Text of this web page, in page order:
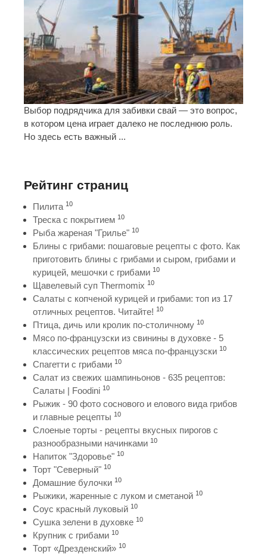
Выбор подрядчика для забивки свай — это вопрос,
в котором цена играет далеко не последнюю роль.
Но здесь есть важный ...
Рейтинг страниц
Пилита 10
Треска с покрытием 10
Рыба жареная "Грилье" 10
Блины с грибами: пошаговые рецепты с фото. Как
приготовить блины с грибами и сыром, грибами и
курицей, мешочки с грибами 10
Щавелевый суп Thermomix 10
Салаты с копченой курицей и грибами: топ из 17
отличных рецептов. Читайте! 10
Птица, дичь или кролик по-столичному 10
Мясо по-французски из свинины в духовке - 5
классических рецептов мяса по-французски 10
Спагетти с грибами 10
Салат из свежих шампиньонов - 635 рецептов:
Салаты | Foodini 10
Рыжик - 90 фото соснового и елового вида грибов
и главные рецепты 10
Слоеные торты - рецепты вкусных пирогов с
разнообразными начинками 10
Напиток "Здоровье" 10
Торт "Северный" 10
Домашние булочки 10
Рыжики, жаренные с луком и сметаной 10
Соус красный луковый 10
Сушка зелени в духовке 10
Крупник с грибами 10
Торт «Дрезденский» 10